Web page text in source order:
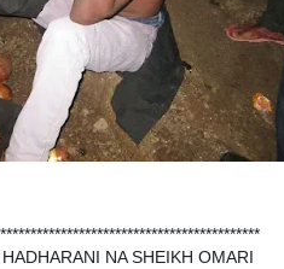
NA SHEIKH OMARI